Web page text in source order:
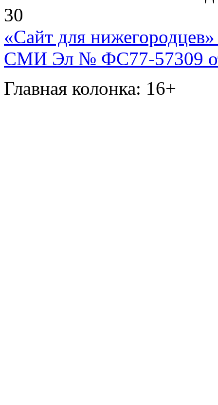
30
«Сайт для нижегородцев»
СМИ Эл № ФС77-57309
Главная колонка: 16+